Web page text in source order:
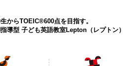
からTOEIC®600点を目指す。
導型 子ども英語教室Lepton（レプトン）